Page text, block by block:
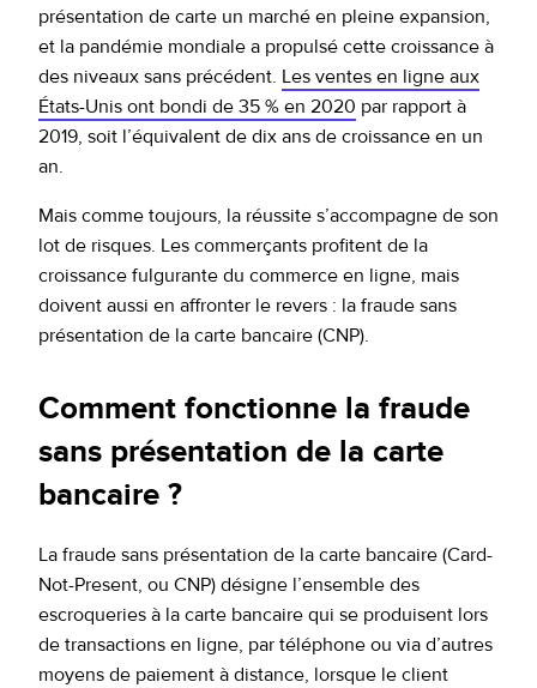
présentation de carte un marché en pleine expansion,
et la pandémie mondiale a propulsé cette croissance à
des niveaux sans précédent. Les ventes en ligne aux
États-Unis ont bondi de 35 % en 2020 par rapport à
2019, soit l’équivalent de dix ans de croissance en un
an.
Mais comme toujours, la réussite s’accompagne de son
lot de risques. Les commerçants profitent de la
croissance fulgurante du commerce en ligne, mais
doivent aussi en affronter le revers : la fraude sans
présentation de la carte bancaire (CNP).
Comment fonctionne la fraude
sans présentation de la carte
bancaire ?
La fraude sans présentation de la carte bancaire (Card-
Not-Present, ou CNP) désigne l’ensemble des
escroqueries à la carte bancaire qui se produisent lors
de transactions en ligne, par téléphone ou via d’autres
moyens de paiement à distance, lorsque le client